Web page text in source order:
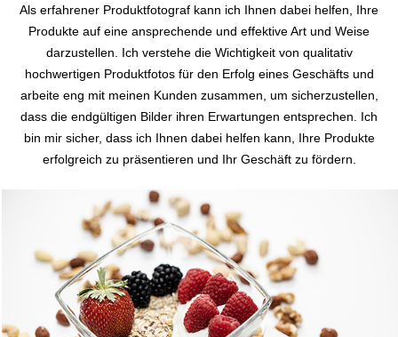
Als erfahrener Produktfotograf kann ich Ihnen dabei helfen, Ihre
Produkte auf eine ansprechende und effektive Art und Weise
darzustellen. Ich verstehe die Wichtigkeit von qualitativ
hochwertigen Produktfotos für den Erfolg eines Geschäfts und
arbeite eng mit meinen Kunden zusammen, um sicherzustellen,
dass die endgültigen Bilder ihren Erwartungen entsprechen. Ich
bin mir sicher, dass ich Ihnen dabei helfen kann, Ihre Produkte
erfolgreich zu präsentieren und Ihr Geschäft zu fördern.